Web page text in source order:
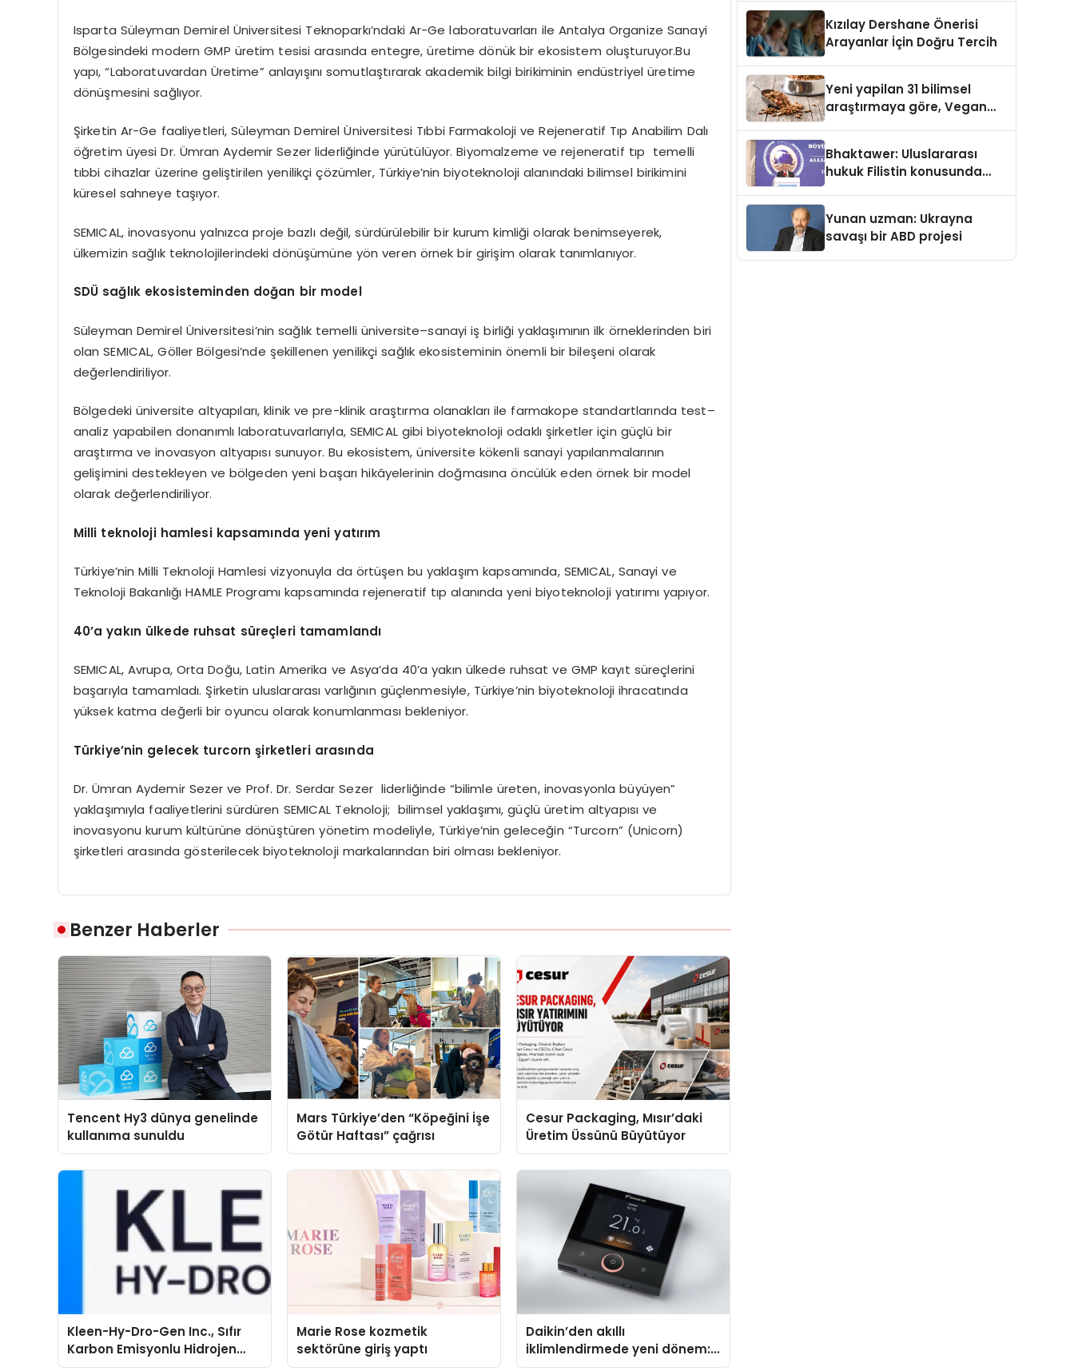
Isparta Süleyman Demirel Üniversitesi Teknoparkı’ndaki Ar-Ge laboratuvarları ile Antalya Organize Sanayi
Bölgesindeki modern GMP üretim tesisi arasında entegre, üretime dönük bir ekosistem oluşturuyor.Bu
yapı, “Laboratuvardan Üretime” anlayışını somutlaştırarak akademik bilgi birikiminin endüstriyel üretime
dönüşmesini sağlıyor.
Şirketin Ar-Ge faaliyetleri, Süleyman Demirel Üniversitesi Tıbbi Farmakoloji ve Rejeneratif Tıp Anabilim Dalı
öğretim üyesi Dr. Ümran Aydemir Sezer liderliğinde yürütülüyor. Biyomalzeme ve rejeneratif tıp temelli
tıbbi cihazlar üzerine geliştirilen yenilikçi çözümler, Türkiye’nin biyoteknoloji alanındaki bilimsel birikimini
küresel sahneye taşıyor.
SEMICAL, inovasyonu yalnızca proje bazlı değil, sürdürülebilir bir kurum kimliği olarak benimseyerek,
ülkemizin sağlık teknolojilerindeki dönüşümüne yön veren örnek bir girişim olarak tanımlanıyor.
SDÜ sağlık ekosisteminden doğan bir model
Süleyman Demirel Üniversitesi’nin sağlık temelli üniversite–sanayi iş birliği yaklaşımının ilk örneklerinden biri
olan SEMICAL, Göller Bölgesi’nde şekillenen yenilikçi sağlık ekosisteminin önemli bir bileşeni olarak
değerlendiriliyor.
Bölgedeki üniversite altyapıları, klinik ve pre-klinik araştırma olanakları ile farmakope standartlarında test–
analiz yapabilen donanımlı laboratuvarlarıyla, SEMICAL gibi biyoteknoloji odaklı şirketler için güçlü bir
araştırma ve inovasyon altyapısı sunuyor. Bu ekosistem, üniversite kökenli sanayi yapılanmalarının
gelişimini destekleyen ve bölgeden yeni başarı hikâyelerinin doğmasına öncülük eden örnek bir model
olarak değerlendiriliyor.
Milli teknoloji hamlesi kapsamında yeni yatırım
Türkiye’nin Milli Teknoloji Hamlesi vizyonuyla da örtüşen bu yaklaşım kapsamında, SEMICAL, Sanayi ve
Teknoloji Bakanlığı HAMLE Programı kapsamında rejeneratif tıp alanında yeni biyoteknoloji yatırımı yapıyor.
40’a yakın ülkede ruhsat süreçleri tamamlandı
SEMICAL, Avrupa, Orta Doğu, Latin Amerika ve Asya’da 40’a yakın ülkede ruhsat ve GMP kayıt süreçlerini
başarıyla tamamladı. Şirketin uluslararası varlığının güçlenmesiyle, Türkiye’nin biyoteknoloji ihracatında
yüksek katma değerli bir oyuncu olarak konumlanması bekleniyor.
Türkiye’nin gelecek turcornşirketleri arasında
Dr. Ümran Aydemir Sezer ve Prof. Dr. Serdar Sezer liderliğinde “bilimle üreten, inovasyonla büyüyen”
yaklaşımıyla faaliyetlerini sürdüren SEMICAL Teknoloji; bilimsel yaklaşımı, güçlü üretim altyapısı ve
inovasyonu kurum kültürüne dönüştüren yönetim modeliyle, Türkiye’nin geleceğin “Turcorn” (Unicorn)
şirketleri arasında gösterilecek biyoteknoloji markalarından biri olması bekleniyor.
Benzer Haberler
Tencent Hy3 dünya genelinde
kullanıma sunuldu
Mars Türkiye’den “Köpeğini İşe
Götür Haftası” çağrısı
Cesur Packaging, Mısır’daki
Üretim Üssünü Büyütüyor
Kleen-Hy-Dro-Gen Inc., Sıfır
Karbon Emisyonlu Hidrojen
Isıtma Teknolojisinde ISO ve
Marie Rose kozmetik
sektörüne giriş yaptı
Daikin’den akıllı
iklimlendirmede yeni dönem:
Madoka Plus Türkiye’de
Kızılay Dershane Önerisi
Arayanlar İçin Doğru Tercih
Yeni yapilan 31 bilimsel
araştırmaya göre, Vegan
Sindirildiğini Ortaya Koydu
Bhaktawer: Uluslararası
hukuk Filistin konusunda
Yunan uzman: Ukrayna
savaşı bir ABD projesi